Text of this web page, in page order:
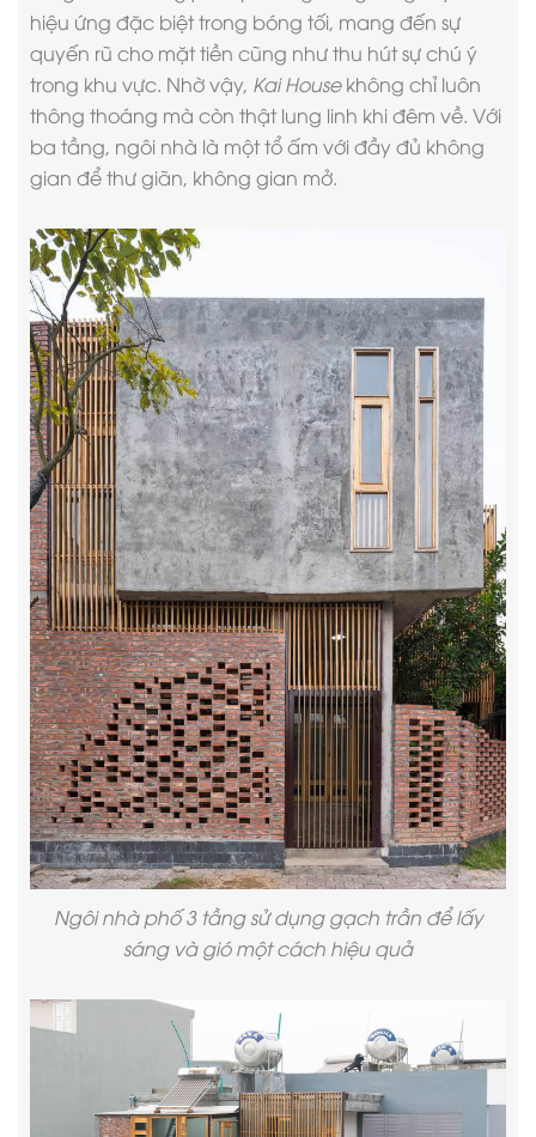
hiệu ứng đặc biệt trong bóng tối, mang đến sự
quyến rũ cho mặt tiền cũng như thu hút sự chú ý
trong khu vực. Nhờ vậy, Kai Housekhông chỉ luôn
thông thoáng mà còn thật lung linh khi đêm về. Với
ba tầng, ngôi nhà là một tổ ấm với đầy đủ không
gian để thư giãn, không gian mở.
Ngôi nhà phố 3 tầng sử dụng gạch trần để lấy
sáng và gió một cách hiệu quả